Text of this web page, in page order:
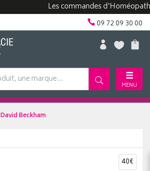
Les commandes
09 72 09 30 00
MENU
David Beckham
40€